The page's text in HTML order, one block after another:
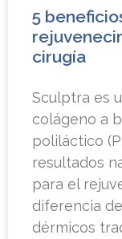
5
cirugía
Sculptra es
colágeno a
poliláctico
resultados
para el
diferencia
dérmicos